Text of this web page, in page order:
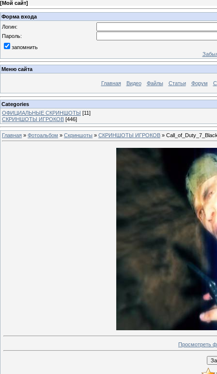
[Мой сайт]
Форма входа
Логин:
Пароль:
запомнить
Меню сайта
Главная Видео Файлы Статьи Форум
Categories
ОФИЦИАЛЬНЫЕ СКРИНШОТЫ [11]
СКРИНШОТЫ ИГРОКОВ [446]
Главная » Фотоальбом » Скриншоты » СКРИНШОТЫ ИГРОКОВ »
Просмотреть